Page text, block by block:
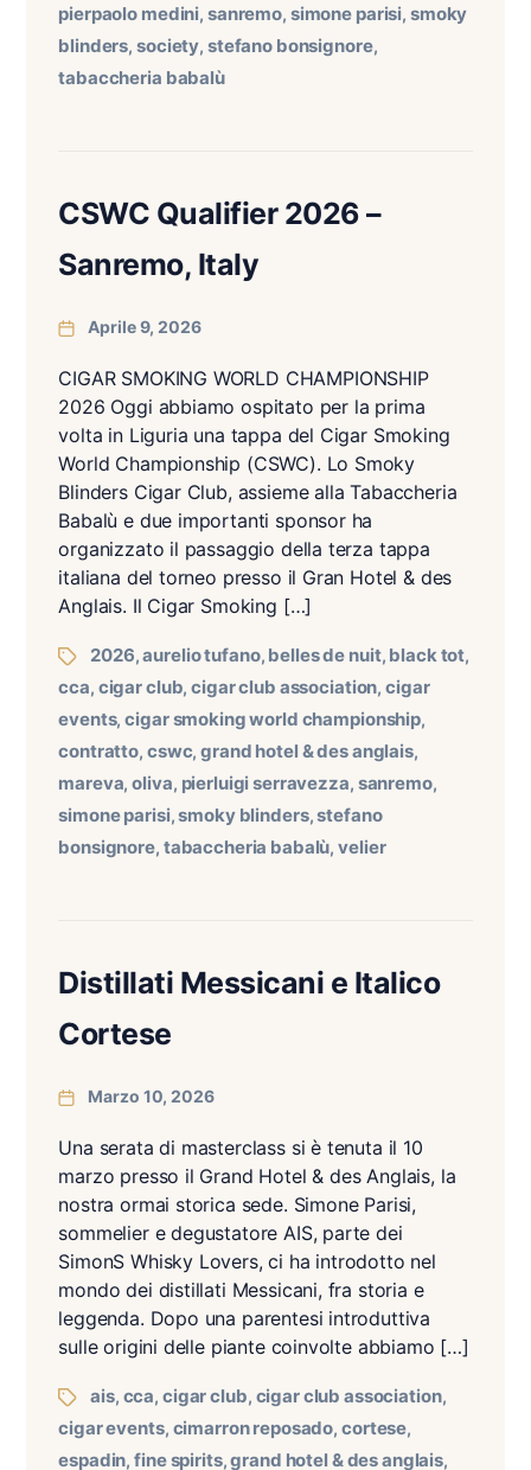
pierpaolo medini, sanremo, simone parisi, smoky
blinders,society, stefano bonsignore,
tabaccheria babalù
CSWC Qualifier 2026 –
Sanremo, Italy
Aprile 9, 2026
CIGAR SMOKING WORLD CHAMPIONSHIP
2026 Oggi abbiamo ospitato per la prima
volta in Liguria una tappa del Cigar Smoking
World Championship (CSWC). Lo Smoky
Blinders Cigar Club, assieme alla Tabaccheria
Babalù e due importanti sponsor ha
organizzato il passaggio della terza tappa
italiana del torneo presso il Gran Hotel & des
Anglais. Il Cigar Smoking […]
2026,aurelio tufano, belles de nuit, black tot,
cca, cigar club,cigar club association,cigar
events,cigar smoking world championship,
contratto, cswc,grand hotel & des anglais,
mareva,oliva, pierluigi serravezza, sanremo,
simone parisi,smoky blinders,stefano
bonsignore, tabaccheria babalù,velier
Distillati Messicani e Italico
Cortese
Marzo 10, 2026
Una serata di masterclass si è tenuta il 10
marzo presso il Grand Hotel & des Anglais, la
nostra ormai storica sede. Simone Parisi,
sommelier e degustatore AIS, parte dei
SimonS Whisky Lovers, ci ha introdotto nel
mondo dei distillati Messicani, fra storia e
leggenda. Dopo una parentesi introduttiva
sulle origini delle piante coinvolte abbiamo […]
ais, cca,cigar club, cigar club association,
cigar events, cimarron reposado,cortese,
espadin,fine spirits,grand hotel & des anglais,